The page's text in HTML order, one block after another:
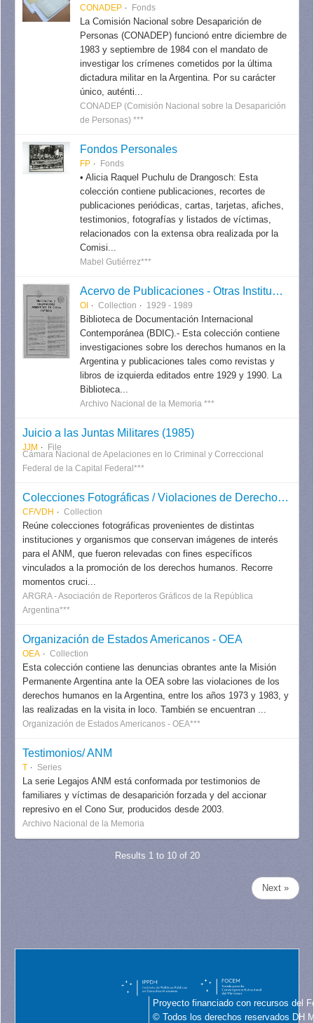
CONADEP Fonds
La Comisión Nacional sobre Desaparición de
Personas (CONADEP) funcionó entre diciembre de
1983 y septiembre de 1984 con el mandato de
investigar los crímenes cometidos por la última
dictadura militar en la Argentina. Por su carácter
único, auténti...
CONADEP (Comisión Nacional sobre la Desaparición
de Personas) ***
Fondos Personales
FP Fonds
• Alicia Raquel Puchulu de Drangosch: Esta
colección contiene publicaciones, recortes de
publicaciones periódicas, cartas, tarjetas, afiches,
testimonios, fotografías y listados de víctimas,
relacionados con la extensa obra realizada por la
Comisi...
Mabel Gutiérrez***
Acervo de Publicaciones - Otras Instituciones
OI Collection 1929 - 1989
Biblioteca de Documentación Internacional
Contemporánea (BDIC).- Esta colección contiene
investigaciones sobre los derechos humanos en la
Argentina y publicaciones tales como revistas y
libros de izquierda editados entre 1929 y 1990. La
Biblioteca...
Archivo Nacional de la Memoria ***
Juicio a las Juntas Militares (1985)
JJM File
Cámara Nacional de Apelaciones en lo Criminal y Correccional
Federal de la Capital Federal***
Colecciones Fotográficas / Violaciones de Derechos Humanos
CF/VDH Collection
Reúne colecciones fotográficas provenientes de distintas
instituciones y organismos que conservan imágenes de interés
para el ANM, que fueron relevadas con fines específicos
vinculados a la promoción de los derechos humanos. Recorre
momentos cruci...
ARGRA - Asociación de Reporteros Gráficos de la República
Argentina***
Organización de Estados Americanos - OEA
OEA Collection
Esta colección contiene las denuncias obrantes ante la Misión
Permanente Argentina ante la OEA sobre las violaciones de los
derechos humanos en la Argentina, entre los años 1973 y 1983, y
las realizadas en la visita in loco. También se encuentran ...
Organización de Estados Americanos - OEA***
Testimonios/ ANM
T Series
La serie Legajos ANM está conformada por testimonios de
familiares y víctimas de desaparición forzada y del accionar
represivo en el Cono Sur, producidos desde 2003.
Archivo Nacional de la Memoria
Results 1 to 10 of 20
Next »
Proyecto financiado con recursos del
© Todos los derechos reservados DH